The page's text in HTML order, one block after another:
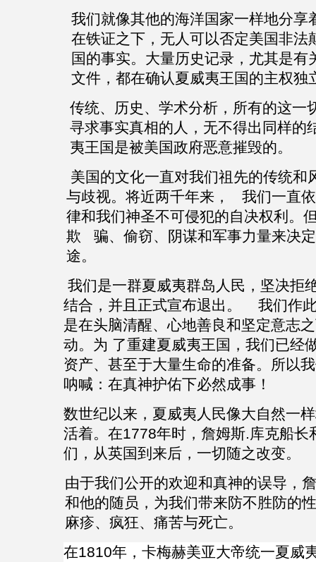
我们就像其他的海洋国家一样地分享
在铁证之下，无人可以否定美国非法
国的事实。大量历史记录，尤其是有
文件，都在确认夏威夷王国的主权独
传统、历史、学术分析，所有的这一
寻求事实真相的人，无不得出同样的
夷王国是被美国政府恶意摧毁的。
美国的文化一直对我们祖先的传统和
与歧视。将近两千年来， 我们一直
律和我们神圣不可侵犯的自决权利。
欺 骗、偷窃、阴谋和军事力量来决
途。
我们是一群夏威夷群岛人民，坚决拒
结合，并且正式宣布退出。 我们作
是在头脑清醒、心地善良和坚定意志
动。为 了重建夏威夷王国，我们已经
资产、甚至于大量生命的准备。所以
呐喊：在真神护佑下必然成事！
数世纪以来，夏威夷人民像大自然一
活着。在1778年时，詹姆斯.库克船长
们 ， 从英国到来后，一切随之改变。
由于我们公开的欢迎和真神的误导，
和他的随员，为我们带来防不胜防的
麻疹、疯狂、痛苦与死亡。
在1810年， 卡梅赫美亚大帝统一夏威